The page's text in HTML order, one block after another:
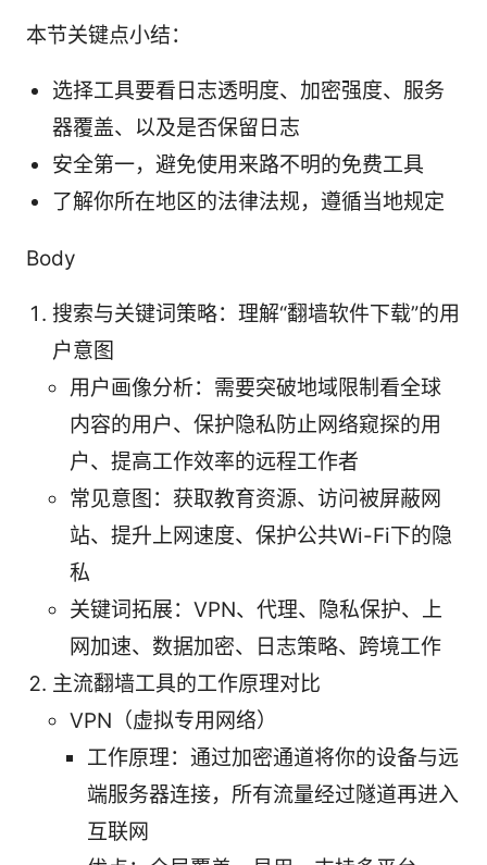
本节关键点小结：
选择工具要看日志透明度、加密强度、服务
器覆盖、以及是否保留日志
安全第一，避免使用来路不明的免费工具
了解你所在地区的法律法规，遵循当地规定
Body
搜索与关键词策略：理解“翻墙软件下载”的用
户意图
用户画像分析：需要突破地域限制看全球
内容的用户、保护隐私防止网络窥探的用
户、提高工作效率的远程工作者
常见意图：获取教育资源、访问被屏蔽网
站、提升上网速度、保护公共Wi-Fi下的隐
私
关键词拓展：VPN、代理、隐私保护、上
网加速、数据加密、日志策略、跨境工作
主流翻墙工具的工作原理对比
VPN（虚拟专用网络）
工作原理：通过加密通道将你的设备与远
端服务器连接，所有流量经过隧道再进入
互联网